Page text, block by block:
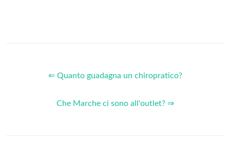
⇐ Quanto guadagna un chiropratico?
Che Marche ci sono all'outlet? ⇒